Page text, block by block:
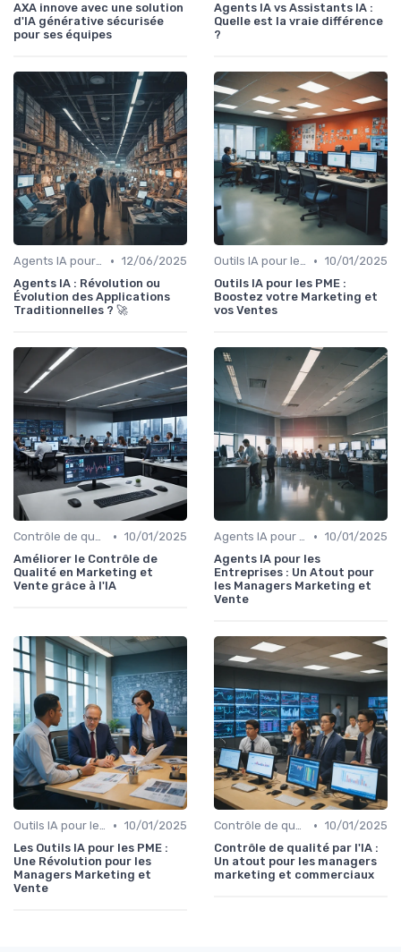
AXA innove avec une solution
d'IA générative sécurisée
pour ses équipes
Agents IA vs Assistants IA :
Quelle est la vraie différence
?
Agents IA pour les entreprises • 12/06/2025
Agents IA : Révolution ou
Évolution des Applications
Traditionnelles ? 🚀
Outils IA pour les PME • 10/01/2025
Outils IA pour les PME :
Boostez votre Marketing et
vos Ventes
Contrôle de qualité via l’IA • 10/01/2025
Améliorer le Contrôle de
Qualité en Marketing et
Vente grâce à l'IA
Agents IA pour les entreprises • 10/01/2025
Agents IA pour les
Entreprises : Un Atout pour
les Managers Marketing et
Vente
Outils IA pour les PME • 10/01/2025
Les Outils IA pour les PME :
Une Révolution pour les
Managers Marketing et
Vente
Contrôle de qualité via l’IA • 10/01/2025
Contrôle de qualité par l'IA :
Un atout pour les managers
marketing et commerciaux